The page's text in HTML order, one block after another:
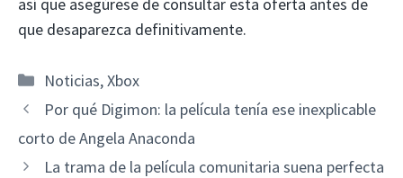
que desaparezca definitivamente.
Categorías
Noticias,Xbox
Por qué Digimon: la película tenía ese inexplicable
corto de Angela Anaconda
La trama de la película comunitaria suena perfecta